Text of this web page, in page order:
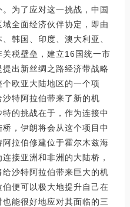
为了应对这一挑战，中国
全面经济伙伴协定，即由
韩国、印度、澳大利亚、
税壁垒，建立16国统一市
出新丝绸之路经济带战略
欧亚大陆地区的一个项
特阿拉伯带来了新的机
的挑战在于，作为连接中
，伊朗将会从这个项目中
拉伯修建位于霍尔木兹海
接亚洲和非洲的大陆桥，
沙特阿拉伯带来巨大的机
便可以极大地提升自己在
能很好地应对其面临的三